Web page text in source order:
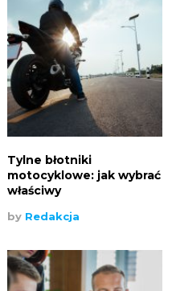
Tylne błotniki
motocyklowe: jak wybrać
właściwy
by Redakcja